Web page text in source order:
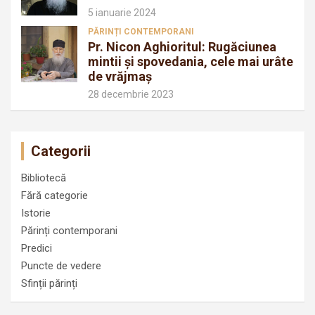
5 ianuarie 2024
PĂRINȚI CONTEMPORANI
Pr. Nicon Aghioritul: Rugăciunea
mintii și spovedania, cele mai urâte
de vrăjmaș
28 decembrie 2023
Categorii
Bibliotecă
Fără categorie
Istorie
Părinți contemporani
Predici
Puncte de vedere
Sfinții părinți